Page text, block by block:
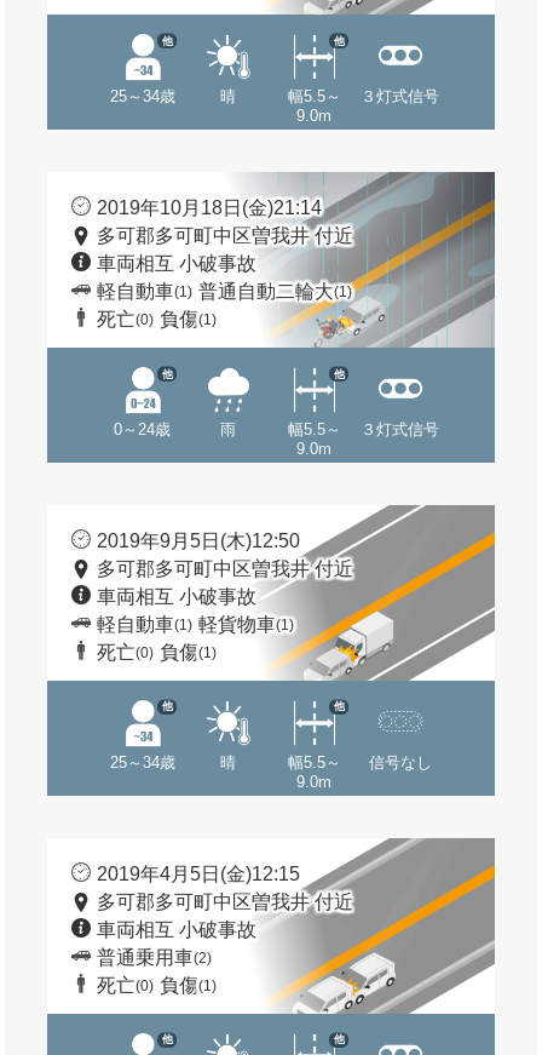
25～34歳
他
晴
幅5.5～
9.0m
他
３灯式信号
2019年10月18日(金)21:14
多可郡多可町中区曽我井 付近
車両相互 小破事故
軽自動車(1) 普通自動二輪大(1)
死亡(0) 負傷(1)
0～24歳
他
雨
幅5.5～
9.0m
他
３灯式信号
2019年9月5日(木)12:50
多可郡多可町中区曽我井 付近
車両相互 小破事故
軽自動車(1) 軽貨物車(1)
死亡(0) 負傷(1)
25～34歳
他
晴
幅5.5～
9.0m
他
信号なし
2019年4月5日(金)12:15
多可郡多可町中区曽我井 付近
車両相互 小破事故
普通乗用車(2)
死亡(0) 負傷(1)
他 他